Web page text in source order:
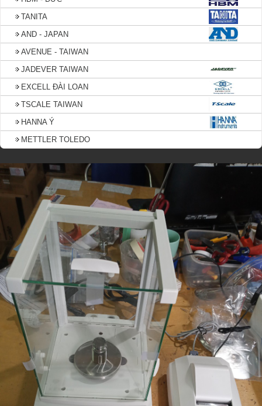
TANITA
AND - JAPAN
AVENUE - TAIWAN
JADEVER TAIWAN
EXCELL ĐÀI LOAN
TSCALE TAIWAN
HANNA Ý
METTLER TOLEDO